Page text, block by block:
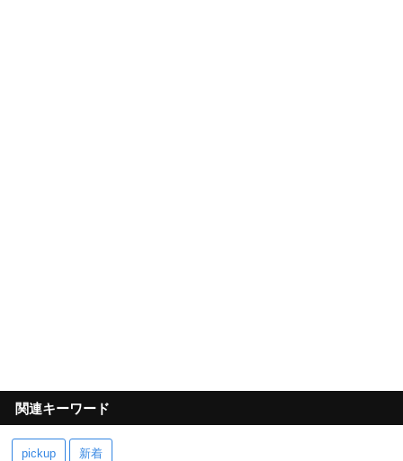
関連キーワード
pickup 新着